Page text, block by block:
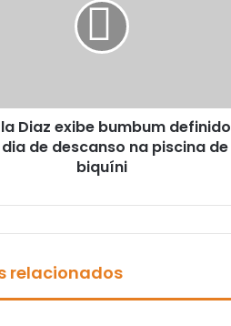
Diaz exibe bumbum definido
de descanso na piscina de
biquíni
relacionados